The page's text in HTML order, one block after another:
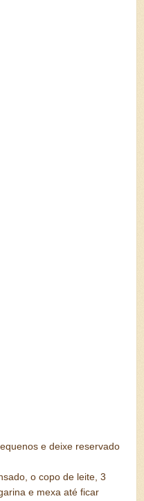
e deixe reservado
o copo de leite, 3
e mexa até ficar